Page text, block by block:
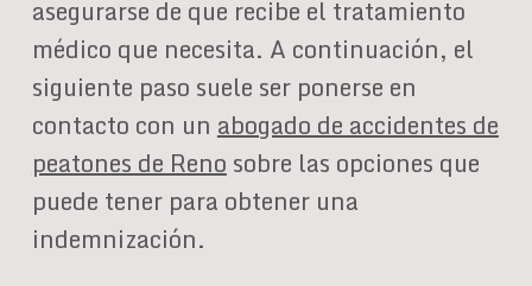
asegurarse de que recibe el tratamiento
médico que necesita. A continuación, el
siguiente paso suele ser ponerse en
contacto con un abogado de accidentes de
peatones de Renosobre las opciones que
puede tener para obtener una
indemnización.